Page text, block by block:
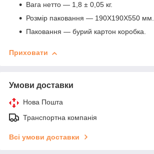
Вага нетто — 1,8 ± 0,05 кг.
Розмір паковання — 190Х190Х550 мм.
Паковання — бурий картон коробка.
Приховати
Умови доставки
Нова Пошта
Транспортна компанія
Всі умови доставки